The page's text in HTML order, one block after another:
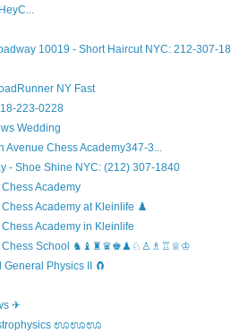
10019 - Short Haircut NYC: 212-307-
NY Fast
223-0228
Wedding
Avenue Chess Academy347-3...
- Shoe Shine NYC: (212) 307-1840
Academy
Academy at Kleinlife ♟️
Academy in Kleinlife
Chess School ♞♝♜♛♚♟♘♙♗♖♕♔
Physics II 🧲
✈
ಊಊಊ